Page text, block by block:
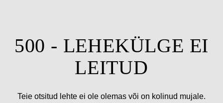
500 - LEHEKÜLGE EI
LEITUD
Teie otsitud lehte ei ole olemas või on kolinud mujale.